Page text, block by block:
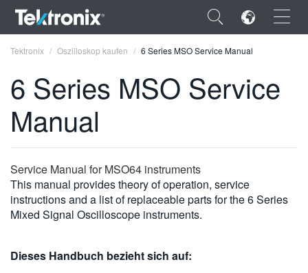
×
ENGLISH
DEUTSCH
VIỆT NAM
Tektronix Oszilloskop kaufen 6 Series MSO Service Manual
6 Series MSO Service
Manual
Service Manual for MSO64 instruments
This manual provides theory of operation, service
instructions and a list of replaceable parts for the 6 Series
Mixed Signal Oscilloscope instruments.
Dieses Handbuch bezieht sich auf: